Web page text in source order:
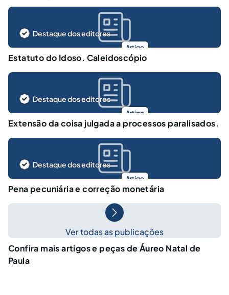
Artigo
Destaque dos editores
Estatuto do Idoso. Caleidoscópio
Artigo
Destaque dos editores
Extensão da coisa julgada a processos paralisados.
Artigo
Destaque dos editores
Pena pecuniária e correção monetária
Ver todas as publicações
Confira mais artigos e peças de Áureo Natal de
Paula